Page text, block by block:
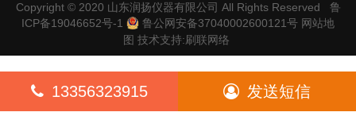
Copyright © 2020 山东润扬仪器有限公司 All Rights Reserved 鲁
ICP备19046652号-1
鲁公网安备37040002600121号 网站地
图 技术支持:刷联网络
13356323915 发送短信